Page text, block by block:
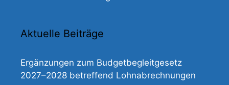
Aktuelle Beiträge
Ergänzungen zum Budgetbegleitgesetz
2027–2028 betreffend Lohnabrechnungen